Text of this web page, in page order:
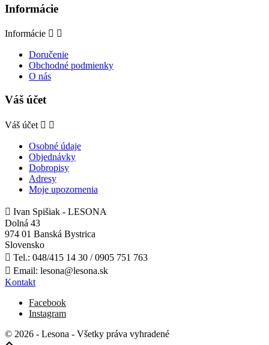
Informácie
Informácie  
Doručenie
Obchodné podmienky
O nás
Váš účet
Váš účet  
Osobné údaje
Objednávky
Dobropisy
Adresy
Moje upozornenia
 Ivan Spišiak - LESONA
Dolná 43
974 01 Banská Bystrica
Slovensko
 Tel.: 048/415 14 30 / 0905 751 763
 Email: lesona@lesona.sk
Kontakt
Facebook
Instagram
© 2026 - Lesona - Všetky práva vyhradené